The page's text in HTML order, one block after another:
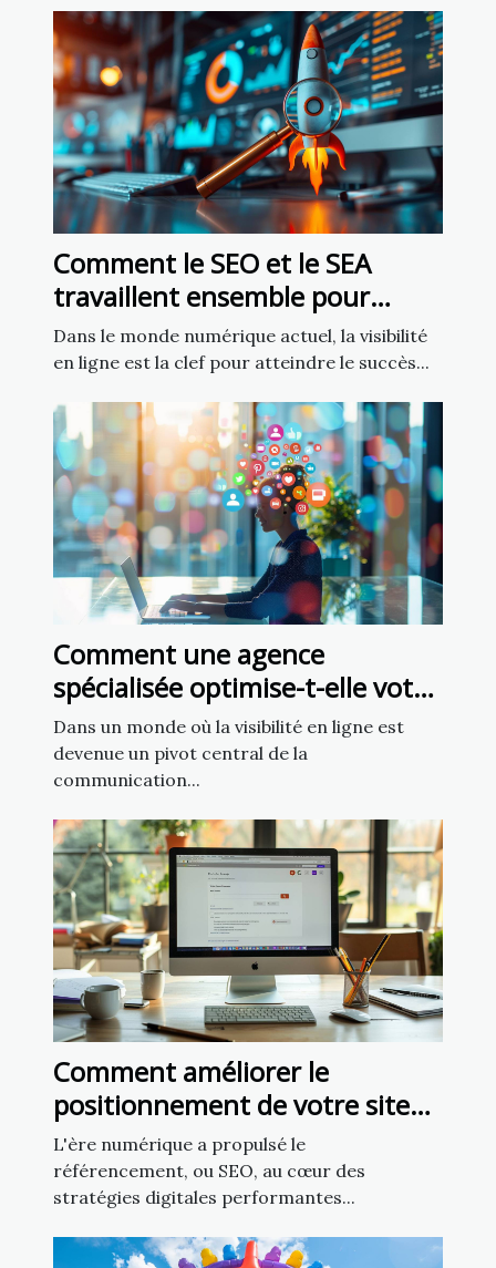
Comment le SEO et le SEA
travaillent ensemble pour
améliorer la visibilité
Dans le monde numérique actuel, la visibilité
en ligne est la clef pour atteindre le succès...
Comment une agence
spécialisée optimise-t-elle votre
présence sur les réseaux
sociaux ?
Dans un monde où la visibilité en ligne est
devenue un pivot central de la
communication...
Comment améliorer le
positionnement de votre site
grâce aux techniques SEO
avancées
L'ère numérique a propulsé le
référencement, ou SEO, au cœur des
stratégies digitales performantes...